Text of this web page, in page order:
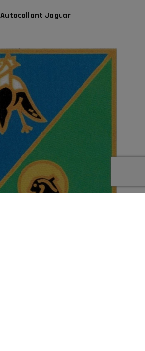
Autocollant Jaguar